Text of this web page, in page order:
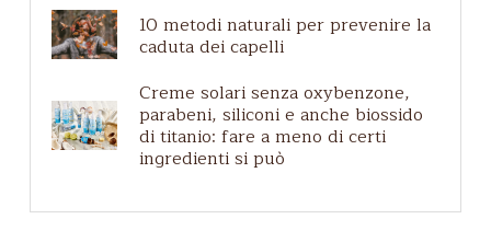
10 metodi naturali per prevenire la
caduta dei capelli
Creme solari senza oxybenzone,
parabeni, siliconi e anche biossido
di titanio: fare a meno di certi
ingredienti si può